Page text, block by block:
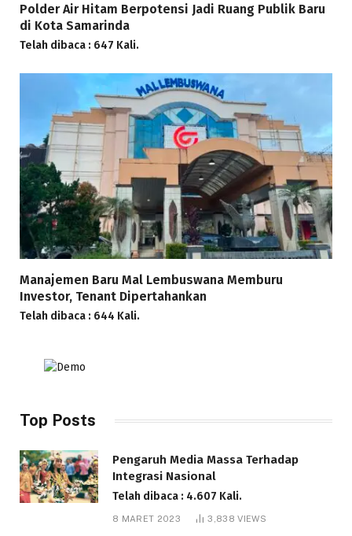
Polder Air Hitam Berpotensi Jadi Ruang Publik Baru
di Kota Samarinda
Telah dibaca : 647 Kali.
Manajemen Baru Mal Lembuswana Memburu
Investor, Tenant Dipertahankan
Telah dibaca : 644 Kali.
Top Posts
Pengaruh Media Massa Terhadap
Integrasi Nasional
Telah dibaca : 4.607 Kali.
8 MARET 2023 3,838VIEWS